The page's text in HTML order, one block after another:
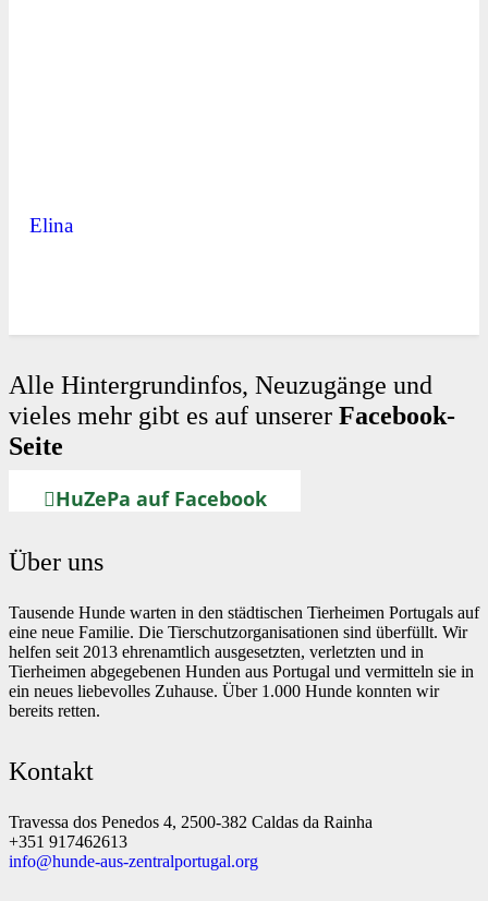
Elina
Alle Hintergrundinfos, Neuzugänge und
vieles mehr gibt es auf unserer Facebook-
Seite
HuZePa auf Facebook
Über uns
Tausende Hunde warten in den städtischen Tierheimen Portugals auf
eine neue Familie. Die Tierschutzorganisationen sind überfüllt. Wir
helfen seit 2013 ehrenamtlich ausgesetzten, verletzten und in
Tierheimen abgegebenen Hunden aus Portugal und vermitteln sie in
ein neues liebevolles Zuhause. Über 1.000 Hunde konnten wir
bereits retten.
Kontakt
Travessa dos Penedos 4, 2500-382 Caldas da Rainha
+351 917462613
info@hunde-aus-zentralportugal.org